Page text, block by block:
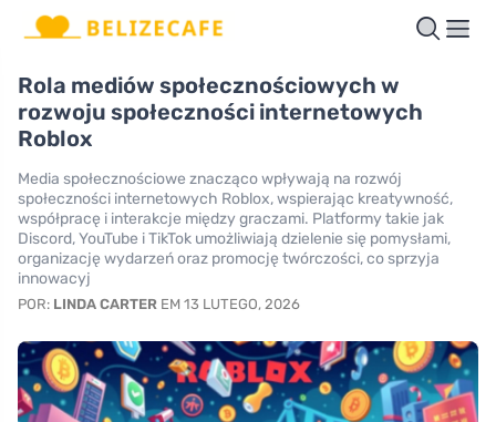
Rola mediów społecznościowych w
rozwoju społeczności internetowych
Roblox
Media społecznościowe znacząco wpływają na rozwój
społeczności internetowych Roblox, wspierając kreatywność,
współpracę i interakcje między graczami. Platformy takie jak
Discord, YouTube i TikTok umożliwiają dzielenie się pomysłami,
organizację wydarzeń oraz promocję twórczości, co sprzyja
innowacyj
POR: LINDA CARTER EM 13 LUTEGO, 2026